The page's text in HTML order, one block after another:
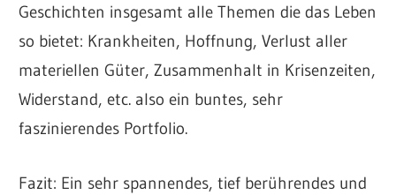
Geschichten insgesamt alle Themen die das Leben
so bietet: Krankheiten, Hoffnung, Verlust aller
materiellen Güter, Zusammenhalt in Krisenzeiten,
Widerstand, etc. also ein buntes, sehr
faszinierendes Portfolio.
Fazit: Ein sehr spannendes, tief berührendes und